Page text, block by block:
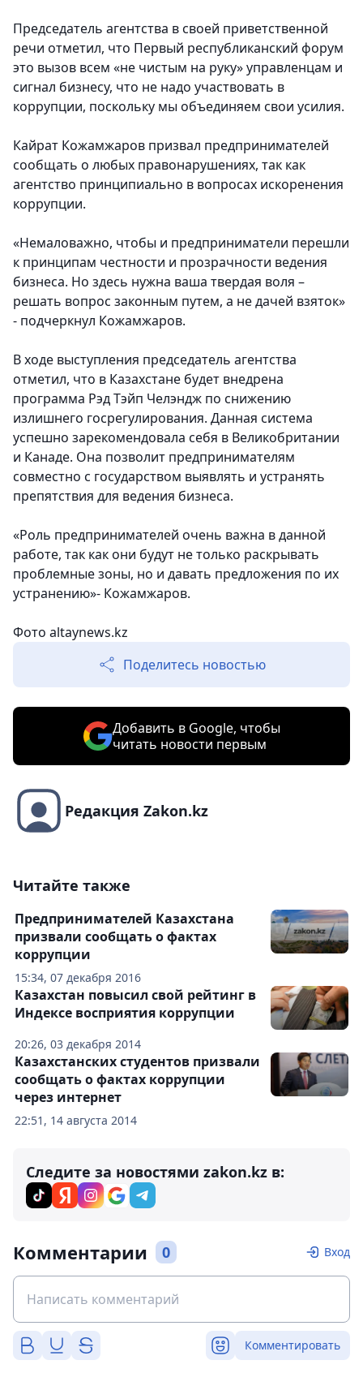
Председатель агентства в своей приветственной
речи отметил, что Первый республиканский форум
это вызов всем «не чистым на руку» управленцам и
сигнал бизнесу, что не надо участвовать в
коррупции, поскольку мы объединяем свои усилия.
Кайрат Кожамжаров призвал предпринимателей
сообщать о любых правонарушениях, так как
агентство принципиально в вопросах искоренения
коррупции.
«Немаловажно, чтобы и предприниматели перешли
к принципам честности и прозрачности ведения
бизнеса. Но здесь нужна ваша твердая воля –
решать вопрос законным путем, а не дачей взяток»
- подчеркнул Кожамжаров.
В ходе выступления председатель агентства
отметил, что в Казахстане будет внедрена
программа Рэд Тэйп Челэндж по снижению
излишнего госрегулирования. Данная система
успешно зарекомендовала себя в Великобритании
и Канаде. Она позволит предпринимателям
совместно с государством выявлять и устранять
препятствия для ведения бизнеса.
«Роль предпринимателей очень важна в данной
работе, так как они будут не только раскрывать
проблемные зоны, но и давать предложения по их
устранению»- Кожамжаров.
Фото altaynews.kz
Поделитесь новостью
Добавить в Google, чтобы
читать новости первым
Редакция Zakon.kz
Читайте также
15:34, 07 декабря 2016
Предпринимателей Казахстана
призвали сообщать о фактах
коррупции
20:26, 03 декабря 2014
Казахстан повысил свой рейтинг в
Индексе восприятия коррупции
22:51, 14 августа 2014
Казахстанских студентов призвали
сообщать о фактах коррупции
через интернет
Следите за новостями zakon.kz в:
Комментарии 0 Вход
Комментировать